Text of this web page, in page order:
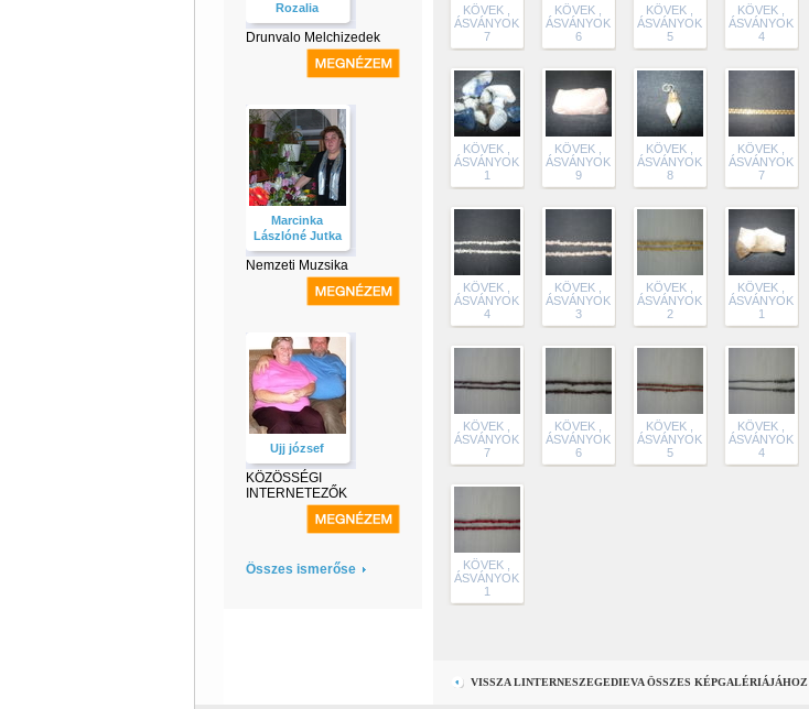
Rozalia
Drunvalo Melchizedek
Marcinka
Lászlóné Jutka
Nemzeti Muzsika
Ujj józsef
KÖZÖSSÉGI
INTERNETEZŐK
Összes ismerőse
KÖVEK ,
ÁSVÁNYOK
7
KÖVEK ,
ÁSVÁNYOK
6
KÖVEK ,
ÁSVÁNYOK
5
KÖVEK ,
ÁSVÁNYOK
4
KÖVEK ,
ÁSVÁNYOK
1
KÖVEK ,
ÁSVÁNYOK
9
KÖVEK ,
ÁSVÁNYOK
8
KÖVEK ,
ÁSVÁNYOK
7
KÖVEK ,
ÁSVÁNYOK
4
KÖVEK ,
ÁSVÁNYOK
3
KÖVEK ,
ÁSVÁNYOK
2
KÖVEK ,
ÁSVÁNYOK
1
KÖVEK ,
ÁSVÁNYOK
7
KÖVEK ,
ÁSVÁNYOK
6
KÖVEK ,
ÁSVÁNYOK
5
KÖVEK ,
ÁSVÁNYOK
4
KÖVEK ,
ÁSVÁNYOK
1
VISSZA LINTERNESZEGEDIEVA ÖSSZES KÉPGALÉRIÁJÁHOZ